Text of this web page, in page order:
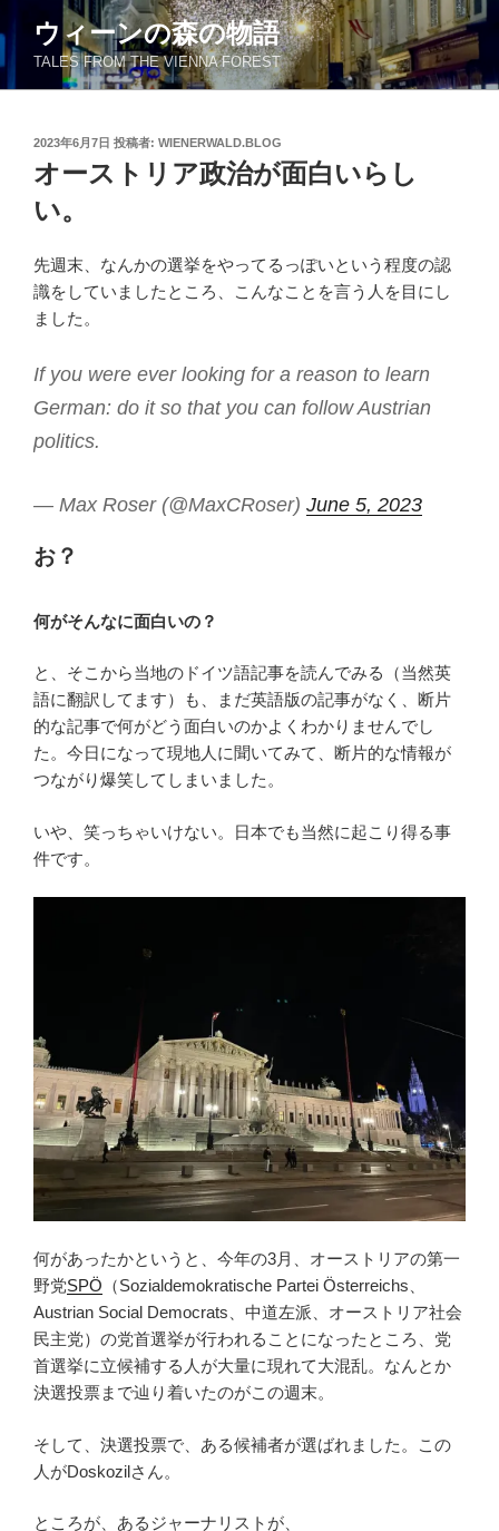
ン
テ
ン
ウィーンの森の物語
TALES FROM THE VIENNA FOREST
投
日:
2023年6月7日 投稿者: WIENERWALD.BLOG
オーストリア政治が面白いらし
い。
先週末、なんかの選挙をやってるっぽいという程度の認
識をしていましたところ、こんなことを言う人を目にし
ました。
If you were ever looking for a reason to learn
German: do it so that you can follow Austrian
politics.
— Max Roser (@MaxCRoser) June 5, 2023
お？
何がそんなに面白いの？
と、そこから当地のドイツ語記事を読んでみる（当然英
語に翻訳してます）も、まだ英語版の記事がなく、断片
的な記事で何がどう面白いのかよくわかりませんでし
た。今日になって現地人に聞いてみて、断片的な情報が
つながり爆笑してしまいました。
いや、笑っちゃいけない。日本でも当然に起こり得る事
件です。
何があったかというと、今年の3月、オーストリアの第一
野党SPÖ （Sozialdemokratische Partei Österreichs、
Austrian Social Democrats、中道左派、オーストリア社会
民主党）の党首選挙が行われることになったところ、党
首選挙に立候補する人が大量に現れて大混乱。なんとか
決選投票まで辿り着いたのがこの週末。
そして、決選投票で、ある候補者が選ばれました。この
人がDoskozilさん。
ところが、あるジャーナリストが、